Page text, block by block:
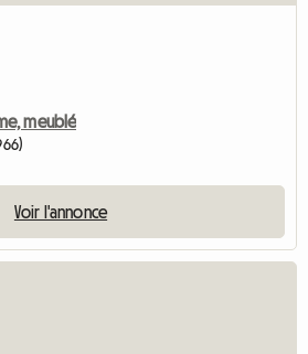
meublé
Voir l'annonce